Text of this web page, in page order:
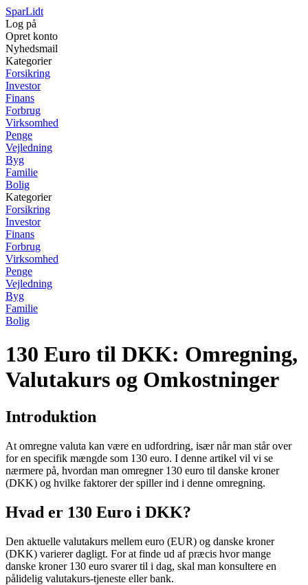
SparLidt
Log på
Opret konto
Nyhedsmail
Kategorier
Forsikring
Investor
Finans
Forbrug
Virksomhed
Penge
Vejledning
Byg
Familie
Bolig
Kategorier
Forsikring
Investor
Finans
Forbrug
Virksomhed
Penge
Vejledning
Byg
Familie
Bolig
130 Euro til DKK: Omregning,
Valutakurs og Omkostninger
Introduktion
At omregne valuta kan være en udfordring, især når man står over
for en specifik mængde som 130 euro. I denne artikel vil vi se
nærmere på, hvordan man omregner 130 euro til danske kroner
(DKK) og hvilke faktorer der spiller ind i denne omregning.
Hvad er 130 Euro i DKK?
Den aktuelle valutakurs mellem euro (EUR) og danske kroner
(DKK) varierer dagligt. For at finde ud af præcis hvor mange
danske kroner 130 euro svarer til i dag, skal man konsultere en
pålidelig valutakurs-tjeneste eller bank.